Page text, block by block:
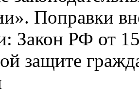
Поправки
Закон РФ от
защите